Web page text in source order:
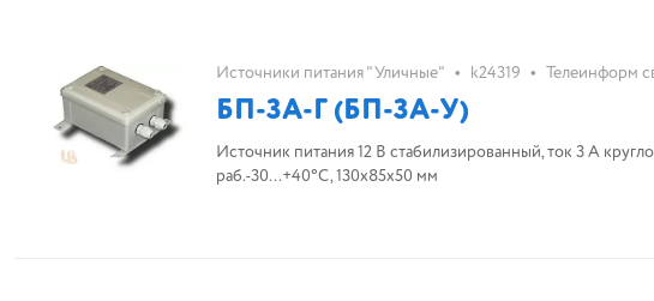
Источники питания "Уличные" • k24319 • Телеинформ
БП-3А-Г (БП-3А-У)
Источник питания 12 В стабилизированный, ток 3 А
раб.-30...+40°С, 130х85х50 мм